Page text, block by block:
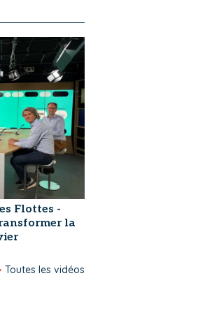
Flottes -
la
Toutes les vidéos